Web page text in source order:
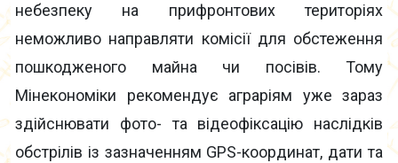
небезпеку на прифронтових територіях
неможливо направляти комісії для обстеження
пошкодженого майна чи посівів. Тому
Мінекономіки рекомендує аграріям уже зараз
здійснювати фото- та відеофіксацію наслідків
обстрілів із зазначенням GPS-координат, дати та